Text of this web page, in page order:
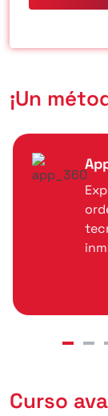
¡Un
Curso